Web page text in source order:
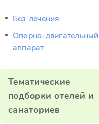
Без лечения
Опорно-двигательный
аппарат
Тематические
подборки отелей и
санаториев